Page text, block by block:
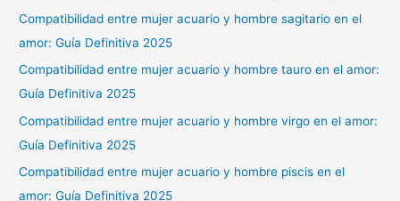
Compatibilidad entre mujer acuario y hombre sagitario en el
amor: Guía Definitiva 2025
Compatibilidad entre mujer acuario y hombre tauro en el amor:
Guía Definitiva 2025
Compatibilidad entre mujer acuario y hombre virgo en el amor:
Guía Definitiva 2025
Compatibilidad entre mujer acuario y hombre piscis en el
amor: Guía Definitiva 2025